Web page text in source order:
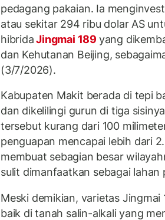
pedagang pakaian. Ia
atau sekitar 294 ribu dolar AS
hibridaJingmai 189 yang
dan Kehutanan Beijing,
(3/7/2026).
Kabupaten Makit berada di tepi
dan dikelilingi gurun di tiga
tersebut kurang dari 100
penguapan mencapai lebih dari
membuat sebagian besar
sulit dimanfaatkan sebagai lahan
Meski demikian, varietas
baik di tanah salin-alkali yang